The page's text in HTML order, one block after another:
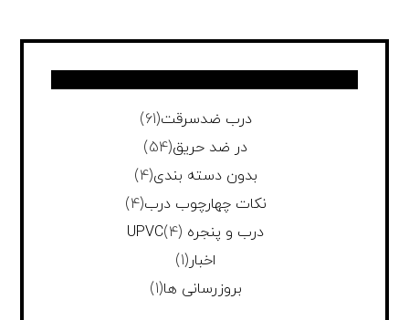
درب ضدسرقت(61)
در ضد حریق(54)
بدون دسته بندی(4)
نکات چهارچوب درب(4)
درب و پنجره UPVC (4)
اخبار(1)
بروزرسانی ها(1)